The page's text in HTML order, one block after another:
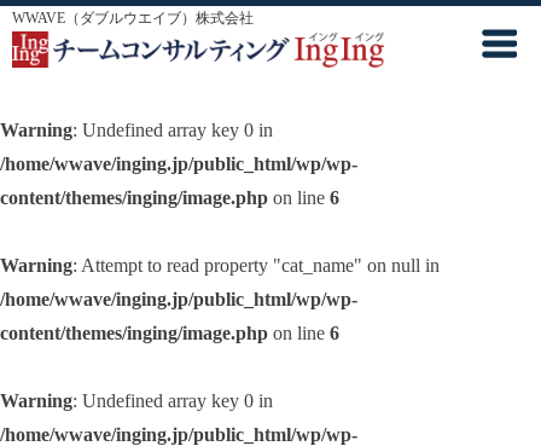
WWAVE（ダブルウエイブ）株式会社
Warning: Undefined array key 0 in
/home/wwave/inging.jp/public_html/wp/wp-
content/themes/inging/image.php on line 6
Warning: Attempt to read property "cat_name" on null in
/home/wwave/inging.jp/public_html/wp/wp-
content/themes/inging/image.php on line 6
Warning: Undefined array key 0 in
/home/wwave/inging.jp/public_html/wp/wp-